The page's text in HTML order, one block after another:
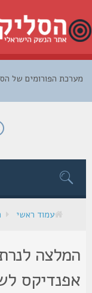
הפורומים של הסליק
עמוד ראשי
לנרתיק